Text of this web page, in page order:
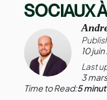
SOCIAUX
10
Last
3
Time to Read:5